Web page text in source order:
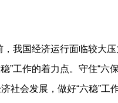
我国经济运行面临较大
”工作的着力点。守住“
会发展，做好“六稳”工